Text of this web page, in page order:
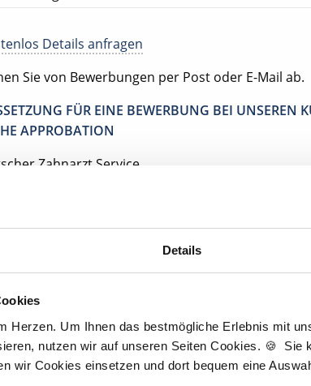
Details
Herzen. Um Ihnen das bestmögliche Erlebnis mit
nutzen wir auf unseren Seiten Cookies. 🍪 Sie
wir Cookies einsetzen und dort bequem eine
Details anfragen
Sie von Bewerbungen per Post oder E-Mail ab.
FÜR EINE BEWERBUNG BEI UNSEREN
APPROBATION
Zahnarzt Service
Jetzt kostenlos Details anfragen
interessieren sich
Schritten zu Ihrer Traumstelle -